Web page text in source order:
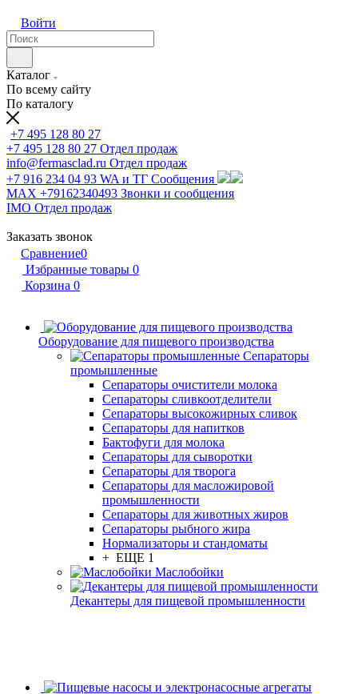
Войти
Каталог
По всему сайту
По каталогу
+7 495 128 80 27
+7 495 128 80 27 Отдел продаж
info@fermasclad.ru Отдел продаж
+7 916 234 04 93 WA и ТГ Сообщения
MAX +79162340493 Звонки и сообщения
IMO Отдел продаж
Заказать звонок
Сравнение0
Избранные товары 0
Корзина 0
Оборудование для пищевого производства
Сепараторы
промышленные
Сепараторы очистители молока
Сепараторы сливкоотделители
Сепараторы высокожирных сливок
Сепараторы для напитков
Бактофуги для молока
Сепараторы для сыворотки
Сепараторы для творога
Сепараторы для масложировой
промышленности
Сепараторы для животных жиров
Сепараторы рыбного жира
Нормализаторы и стандоматы
+ ЕЩЕ 1
Маслобойки
Декантеры для пищевой промышленности